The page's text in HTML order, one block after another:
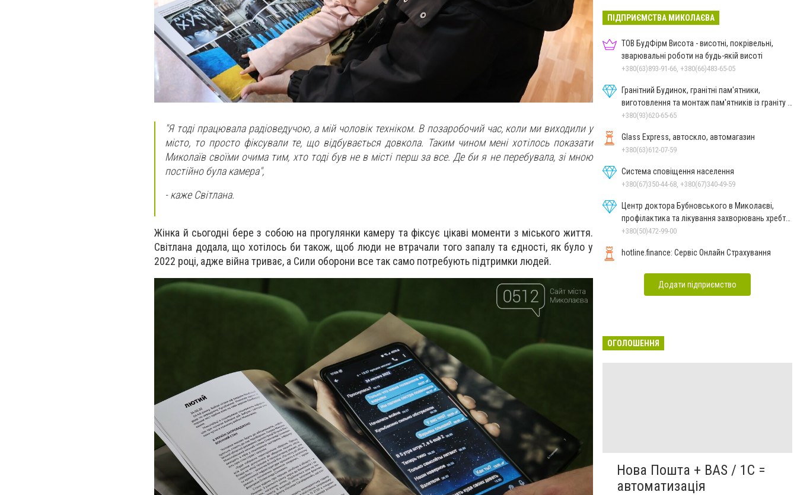
"Я тоді працювала радіоведучою, а мій чоловік техніком. В позаробочий час, коли ми виходили у
місто, то просто фіксували те, що відбувається довкола. Таким чином мені хотілось показати
Миколаїв своїми очима тим, хто тоді був не в місті перш за все. Де би я не перебувала, зі мною
постійно була камера",
- каже Світлана.
Жінка й сьогодні бере з собою на прогулянки камеру та фіксує цікаві моменти з міського життя.
Світлана додала, що хотілось би також, щоб люди не втрачали того запалу та єдності, як було у
2022 році, адже війна триває, а Сили оборони все так само потребують підтримки людей.
ПІДПРИЄМСТВА МИКОЛАЄВА
ТОВ БудФірм Висота - висотні, покрівельні,
зварювальні роботи на будь-якій висоті
+380(63)893-91-66, +380(66)483-65-05
Гранітний Будинок, гранітні пам'ятники,
виготовлення та монтаж пам'ятників із граніту в
Миколаєві
+380(93)620-65-65
Glass Express, автоскло, автомагазин
+380(63)612-07-59
Система сповіщення населення
+380(67)350-44-68, +380(67)340-49-59
Центр доктора Бубновського в Миколаєві,
профілактика та лікування захворювань хребта
і суглобів
+380(50)472-99-00
hotline.finance: Сервіс Онлайн Страхування
Додати підприємство
ОГОЛОШЕННЯ
Нова Пошта + BAS / 1C =
автоматизація